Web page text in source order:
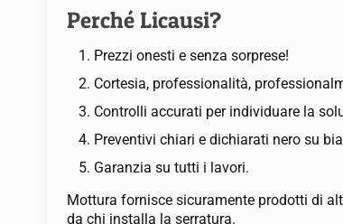
Perché Licausi?
Prezzi onesti e senza sorprese!
Cortesia, professionalità,
Controlli accurati per individuare la
Preventivi chiari e dichiarati nero su
Garanzia su tutti i lavori.
Mottura fornisce sicuramente prodotti di
da chi installa la serratura.